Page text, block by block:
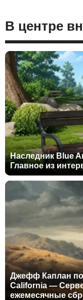
В центре
Наследник Blue
Главное из
Джефф Каплан
California —
ежемесячные